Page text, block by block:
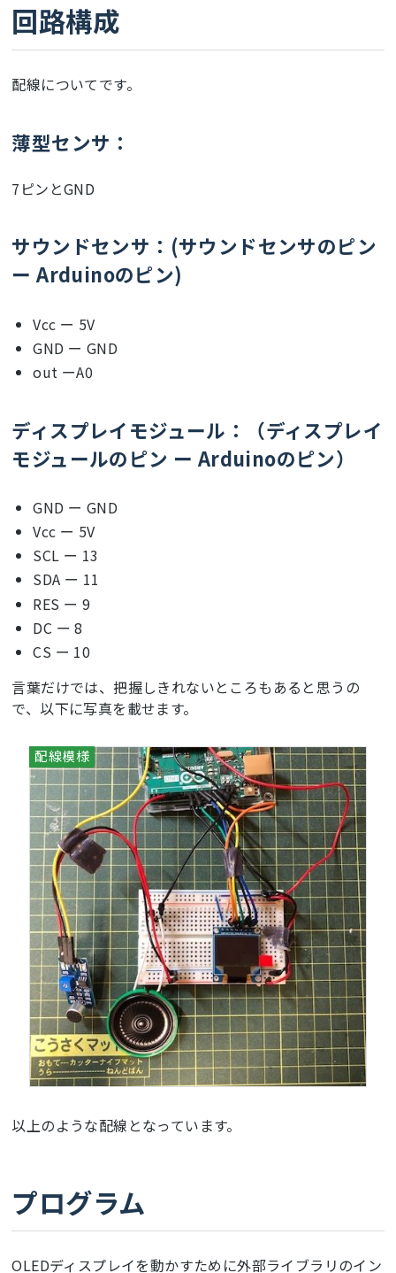
回路構成
配線についてです。
薄型センサ：
7ピンとGND
サウンドセンサ：(サウンドセンサのピン
ー Arduinoのピン)
Vcc ー 5V
GND ー GND
out ーA0
ディスプレイモジュール：（ディスプレイ
モジュールのピン ー Arduinoのピン）
GND ー GND
Vcc ー 5V
SCL ー 13
SDA ー 11
RES ー 9
DC ー 8
CS ー 10
言葉だけでは、把握しきれないところもあると思うの
で、以下に写真を載せます。
以上のような配線となっています。
プログラム
OLEDディスプレイを動かすために外部ライブラリのイン